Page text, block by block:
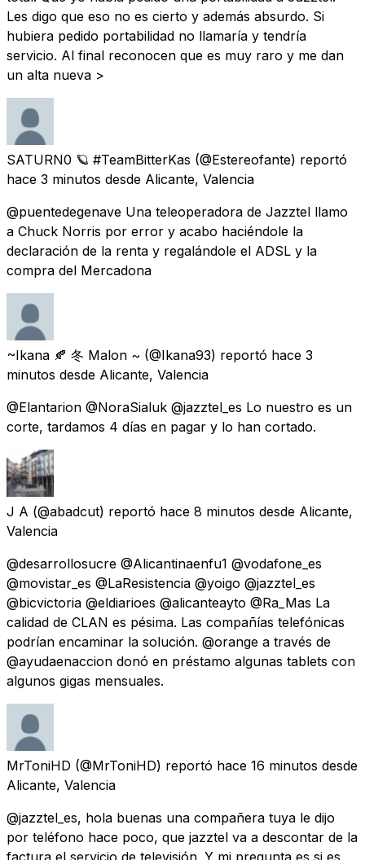
Les digo que eso no es cierto y además absurdo. Si
hubiera pedido portabilidad no llamaría y tendría
servicio. Al final reconocen que es muy raro y me dan
un alta nueva >
SATURN0 🪐 #TeamBitterKas (@Estereofante) reportó
hace 3 minutos desde Alicante, Valencia
@puentedegenave Una teleoperadora de Jazztel llamo
a Chuck Norris por error y acabo haciéndole la
declaración de la renta y regalándole el ADSL y la
compra del Mercadona
~Ikana 🍂 冬 Malon ~ (@Ikana93) reportó hace 3
minutos desde Alicante, Valencia
@Elantarion @NoraSialuk @jazztel_es Lo nuestro es un
corte, tardamos 4 días en pagar y lo han cortado.
J A (@abadcut) reportó hace 8 minutos desde Alicante,
Valencia
@desarrollosucre @Alicantinaenfu1 @vodafone_es
@movistar_es @LaResistencia @yoigo @jazztel_es
@bicvictoria @eldiarioes @alicanteayto @Ra_Mas La
calidad de CLAN es pésima. Las compañías telefónicas
podrían encaminar la solución. @orange a través de
@ayudaenaccion donó en préstamo algunas tablets con
algunos gigas mensuales.
MrToniHD (@MrToniHD) reportó hace 16 minutos desde
Alicante, Valencia
@jazztel_es, hola buenas una compañera tuya le dijo
por teléfono hace poco, que jazztel va a descontar de la
factura el servicio de televisión. Y mi pregunta es si es